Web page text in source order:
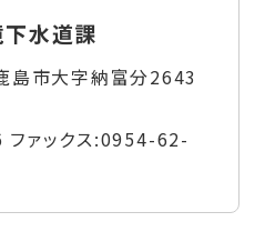
水道課
市大字納富分2643
ファックス:0954-62-